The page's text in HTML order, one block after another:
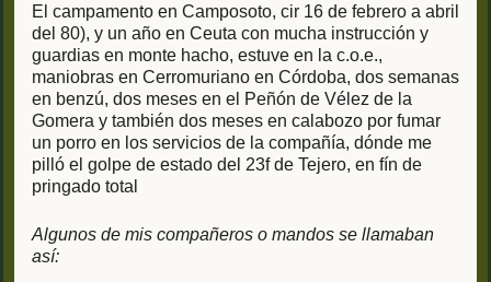
El campamento en Camposoto, cir 16 de febrero a abril
del 80), y un año en Ceuta con mucha instrucción y
guardias en monte hacho, estuve en la c.o.e.,
maniobras en Cerromuriano en Córdoba, dos semanas
en benzú, dos meses en el Peñón de Vélez de la
Gomera y también dos meses en calabozo por fumar
un porro en los servicios de la compañía, dónde me
pilló el golpe de estado del 23f de Tejero, en fín de
pringado total
Algunos de mis compañeros o mandos se llamaban
así: